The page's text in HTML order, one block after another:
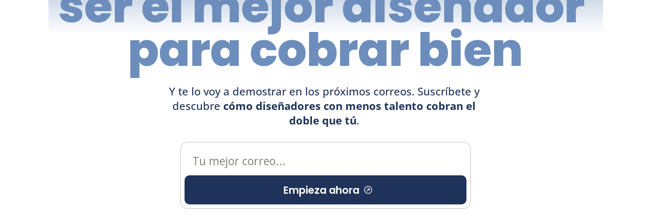
para cobrar bien
Y te lo voy a demostrar en los próximos correos. Suscríbete y
descubre cómo diseñadores con menos talento cobran el
doble que tú.
­ Empieza ahora